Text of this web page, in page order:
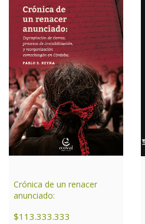
Crónica de un renacer
anunciado:
$113.333.333